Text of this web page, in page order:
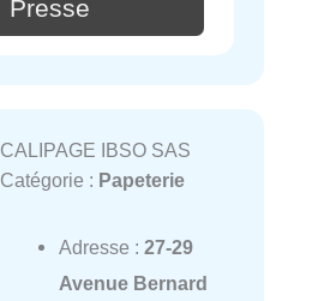
Presse
CALIPAGE IBSO SAS
Catégorie : Papeterie
Adresse : 27-29
Avenue Bernard